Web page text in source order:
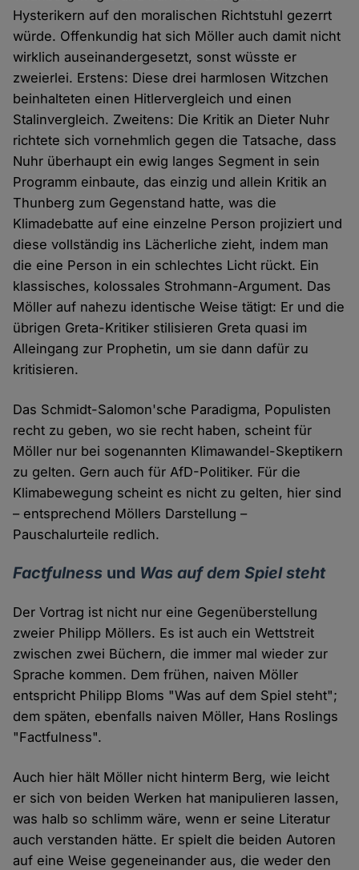
Hysterikern auf den moralischen Richtstuhl gezerrt
würde. Offenkundig hat sich Möller auch damit nicht
wirklich auseinandergesetzt, sonst wüsste er
zweierlei. Erstens: Diese drei harmlosen Witzchen
beinhalteten einen Hitlervergleich und einen
Stalinvergleich. Zweitens: Die Kritik an Dieter Nuhr
richtete sich vornehmlich gegen die Tatsache, dass
Nuhr überhaupt ein ewig langes Segment in sein
Programm einbaute, das einzig und allein Kritik an
Thunberg zum Gegenstand hatte, was die
Klimadebatte auf eine einzelne Person projiziert und
diese vollständig ins Lächerliche zieht, indem man
die eine Person in ein schlechtes Licht rückt. Ein
klassisches, kolossales Strohmann-Argument. Das
Möller auf nahezu identische Weise tätigt: Er und die
übrigen Greta-Kritiker stilisieren Greta quasi im
Alleingang zur Prophetin, um sie dann dafür zu
kritisieren.
Das Schmidt-Salomon'sche Paradigma, Populisten
recht zu geben, wo sie recht haben, scheint für
Möller nur bei sogenannten Klimawandel-Skeptikern
zu gelten. Gern auch für AfD-Politiker. Für die
Klimabewegung scheint es nicht zu gelten, hier sind
– entsprechend Möllers Darstellung –
Pauschalurteile redlich.
Factfulness und Was auf dem Spiel steht
Der Vortrag ist nicht nur eine Gegenüberstellung
zweier Philipp Möllers. Es ist auch ein Wettstreit
zwischen zwei Büchern, die immer mal wieder zur
Sprache kommen. Dem frühen, naiven Möller
entspricht Philipp Bloms "Was auf dem Spiel steht";
dem späten, ebenfalls naiven Möller, Hans Roslings
"Factfulness".
Auch hier hält Möller nicht hinterm Berg, wie leicht
er sich von beiden Werken hat manipulieren lassen,
was halb so schlimm wäre, wenn er seine Literatur
auch verstanden hätte. Er spielt die beiden Autoren
auf eine Weise gegeneinander aus, die weder den